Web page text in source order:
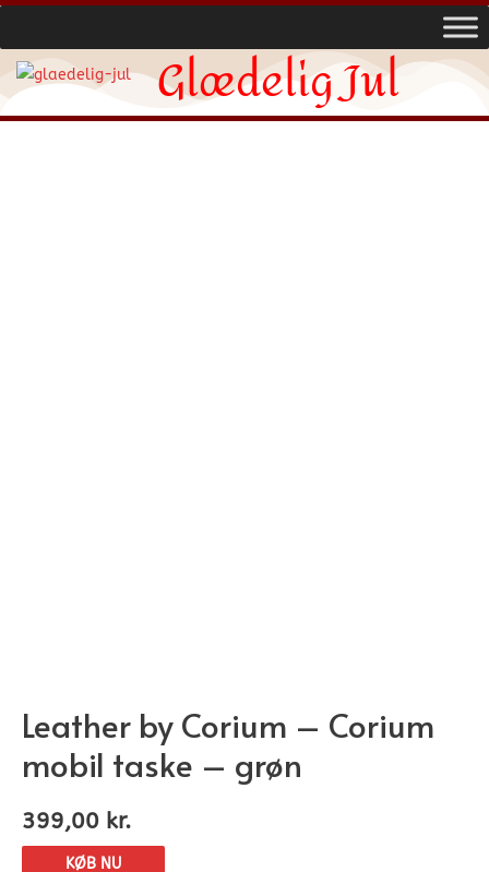
Glædelig Jul
Leather by Corium – Corium
mobil taske – grøn
399,00 kr.
KØB NU